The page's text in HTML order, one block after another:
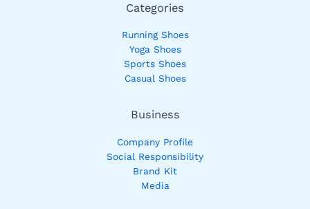
Categories
Running Shoes
Yoga Shoes
Sports Shoes
Casual Shoes
Business
Company Profile
Social Responsibility
Brand Kit
Media